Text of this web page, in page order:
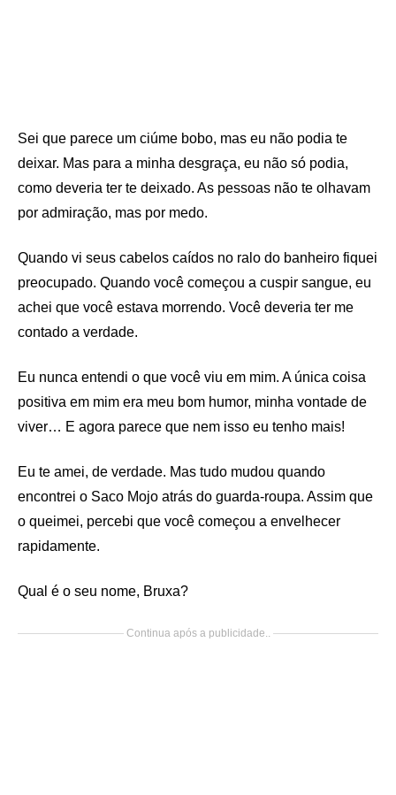
Sei que parece um ciúme bobo, mas eu não podia te
deixar. Mas para a minha desgraça, eu não só podia,
como deveria ter te deixado. As pessoas não te olhavam
por admiração, mas por medo.
Quando vi seus cabelos caídos no ralo do banheiro fiquei
preocupado. Quando você começou a cuspir sangue, eu
achei que você estava morrendo. Você deveria ter me
contado a verdade.
Eu nunca entendi o que você viu em mim. A única coisa
positiva em mim era meu bom humor, minha vontade de
viver… E agora parece que nem isso eu tenho mais!
Eu te amei, de verdade. Mas tudo mudou quando
encontrei o Saco Mojo atrás do guarda-roupa. Assim que
o queimei, percebi que você começou a envelhecer
rapidamente.
Qual é o seu nome, Bruxa?
Continua após a publicidade..